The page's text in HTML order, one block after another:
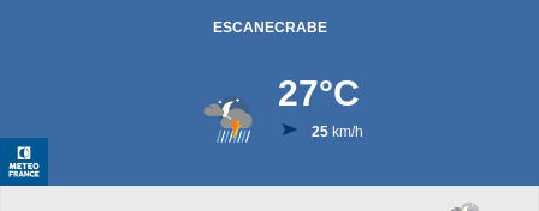
ESCANECRABE
27°C
25km/h